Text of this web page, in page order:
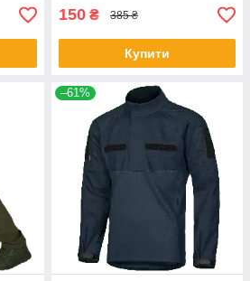
150 ₴ 385 ₴
Купити
–61%